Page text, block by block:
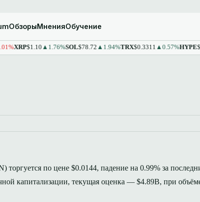
ОбзорыМненияОбучение
XRP$1.10▲1.76%SOL$78.72▲1.94%TRX$0.3311▲0.57%HYPE
торгуется по цене $0.0144, падение на 0.99% за
капитализации, текущая оценка — $4.89B, при